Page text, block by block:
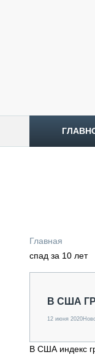
ОБЗОР
Главная
спад за 10 лет
В США
12 июня 2020
В США индекс